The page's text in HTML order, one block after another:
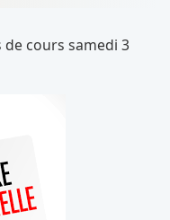
cours samedi 3